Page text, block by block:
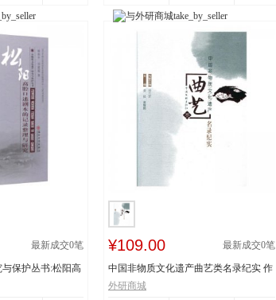
最新成交0笔
保护丛书:松阳高
¥109.00 最新成交0笔
中国非物质文化遗产曲艺类名录纪实 作
者:姜昆,董耀...
外研商城